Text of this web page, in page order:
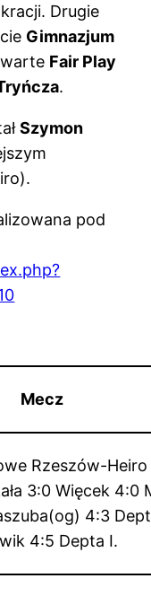
Drugie
Gimnazjum
Fair Play
.
Szymon
pod
Mecz
Rzeszów-
3:0 Więcek 4:0
4:3
4:5 Depta I.